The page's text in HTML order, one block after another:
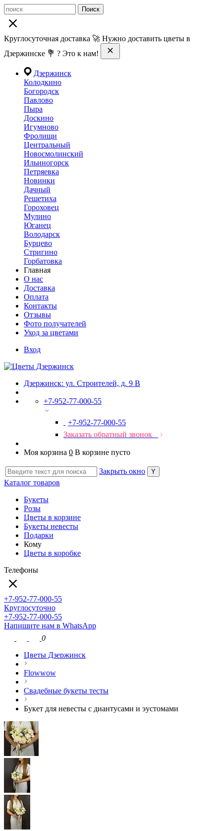
Поиск
Круглосуточная доставка 🚀 Нужно доставить цветы в
Дзержинске 💐 ? Это к нам!
Дзержинск
Колодкино
Богородск
Павлово
Пыра
Доскино
Игумново
Фролищи
Центральный
Новосмолинский
Ильиногорск
Петряевка
Новинки
Дачный
Решетиха
Гороховец
Мулино
Юганец
Володарск
Бурцево
Стригино
Горбатовка
Главная
О нас
Доставка
Оплата
Контакты
Отзывы
Фото получателей
Уход за цветами
Вход
Дзержинск: ул. Строителей, д. 9 В
+7-952-77-000-55
+7-952-77-000-55
Заказать обратный звонок
Моя корзина 0 В корзине пусто
Закрыть окно
Каталог товаров
Букеты
Розы
Цветы в корзине
Букеты невесты
Подарки
Кому
Цветы в коробке
Телефоны
+7-952-77-000-55
Круглосуточно
+7-952-77-000-55
Напишите нам в WhatsApp
0
Цветы Дзержинск
Flowwow
Свадебные букеты тесты
Букет для невесты с диантусами и эустомами